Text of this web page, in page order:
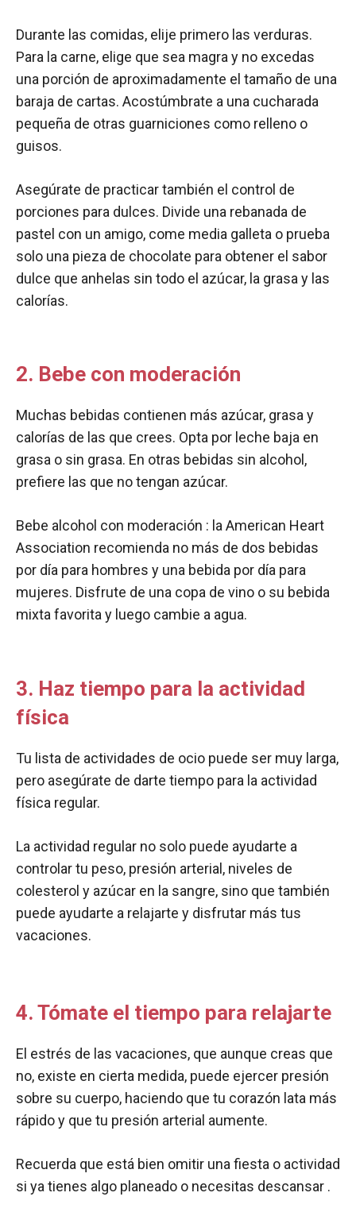
Durante las comidas, elije primero las verduras.
Para la carne, elige que sea magra y no excedas
una porción de aproximadamente el tamaño de una
baraja de cartas. Acostúmbrate a una cucharada
pequeña de otras guarniciones como relleno o
guisos.
Asegúrate de practicar también el control de
porciones para dulces. Divide una rebanada de
pastel con un amigo, come media galleta o prueba
solo una pieza de chocolate para obtener el sabor
dulce que anhelas sin todo el azúcar, la grasa y las
calorías.
2. Bebe con moderación
Muchas bebidas contienen más azúcar, grasa y
calorías de las que crees. Opta por leche baja en
grasa o sin grasa. En otras bebidas sin alcohol,
prefiere las que no tengan azúcar.
Bebe alcohol con moderación : la American Heart
Association recomienda no más de dos bebidas
por día para hombres y una bebida por día para
mujeres. Disfrute de una copa de vino o su bebida
mixta favorita y luego cambie a agua.
3. Haz tiempo para la actividad
física
Tu lista de actividades de ocio puede ser muy larga,
pero asegúrate de darte tiempo para la actividad
física regular.
La actividad regular no solo puede ayudarte a
controlar tu peso, presión arterial, niveles de
colesterol y azúcar en la sangre, sino que también
puede ayudarte a relajarte y disfrutar más tus
vacaciones.
4. Tómate el tiempo para relajarte
El estrés de las vacaciones, que aunque creas que
no, existe en cierta medida, puede ejercer presión
sobre su cuerpo, haciendo que tu corazón lata más
rápido y que tu presión arterial aumente.
Recuerda que está bien omitir una fiesta o actividad
si ya tienes algo planeado o necesitas descansar .